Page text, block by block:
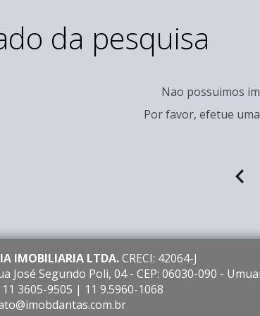
da pesquisa
Nao possuimos
Por favor, efetue
IMOBILIARIA LTDA.CRECI: 42064-J
José Segundo Poli, 04 - CEP: 06030-090 -
11 3605-9505 | 11 9.5960-1068